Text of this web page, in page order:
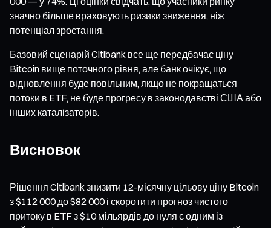
значно більше враховують ризики зниження, ніж
потенціал зростання.
Базовий сценарій Citibank все ще передбачає ціну
Bitcoin вище поточного рівня, але банк очікує, що
відновлення буде повільним, якщо не покращаться
потоки в ETF, не буде прогресу в законодавстві США або
інших каталізаторів.
Висновок
Рішення Citibank знизити 12-місячну цільову ціну Bitcoin
з $112 000 до $82 000 і скоротити прогноз чистого
притоку в ETF з $10 мільярдів до нуля є одним із